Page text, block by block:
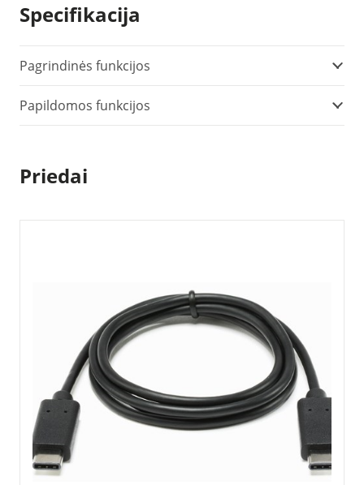
(0560
6230)
Specifikacija
Pagrindinės funkcijos
Papildomos funkcijos
Priedai